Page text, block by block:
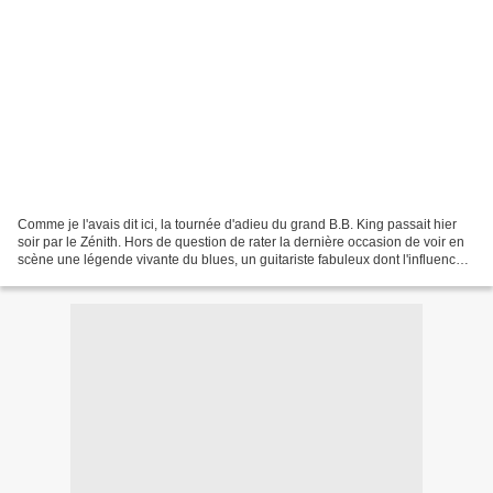
Comme je l'avais dit ici, la tournée d'adieu du grand B.B. King passait hier
soir par le Zénith. Hors de question de rater la dernière occasion de voir en
scène une légende vivante du blues, un guitariste fabuleux dont l'influence a